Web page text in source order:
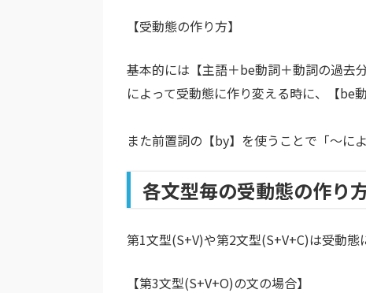
【受動態の作り方】
基本的には【主語＋be動詞＋動詞の過去
によって受動態に作り変える時に、【be
また前置詞の【by】を使うことで「～に
各文型毎の受動態の作り
第1文型(S+V)や第2文型(S+V+C)は受動態
【第3文型(S+V+O)の文の場合】